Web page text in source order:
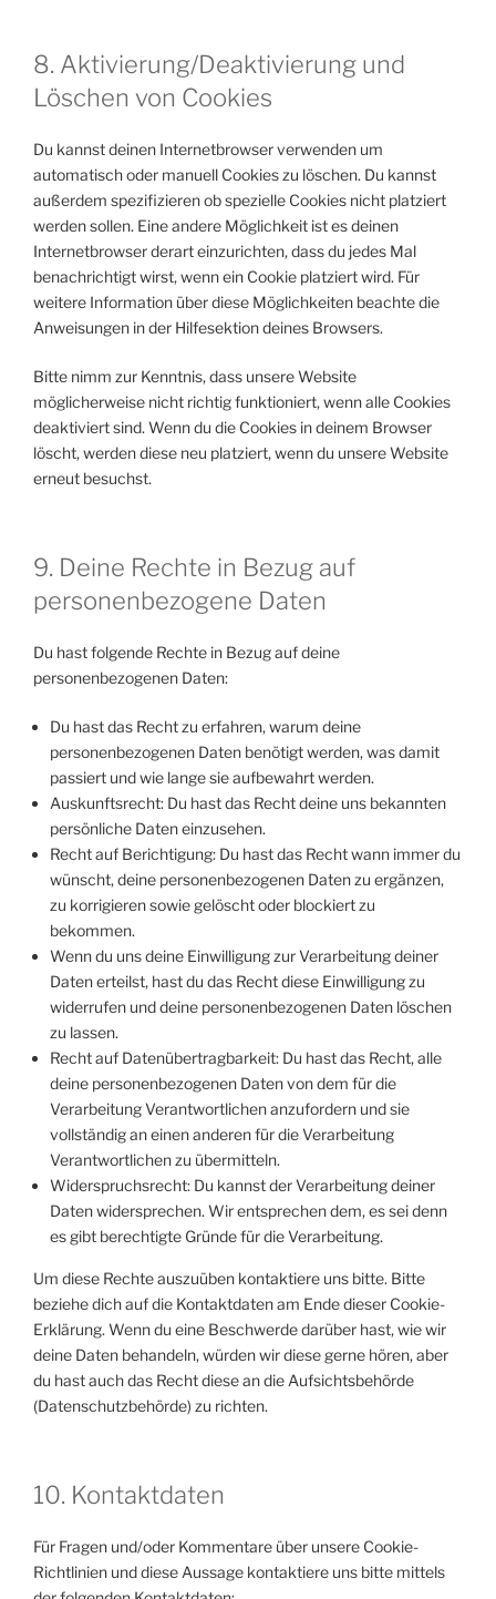
8. Aktivierung/Deaktivierung und
Löschen von Cookies
Du kannst deinen Internetbrowser verwenden um
automatisch oder manuell Cookies zu löschen. Du kannst
außerdem spezifizieren ob spezielle Cookies nicht platziert
werden sollen. Eine andere Möglichkeit ist es deinen
Internetbrowser derart einzurichten, dass du jedes Mal
benachrichtigt wirst, wenn ein Cookie platziert wird. Für
weitere Information über diese Möglichkeiten beachte die
Anweisungen in der Hilfesektion deines Browsers.
Bitte nimm zur Kenntnis, dass unsere Website
möglicherweise nicht richtig funktioniert, wenn alle Cookies
deaktiviert sind. Wenn du die Cookies in deinem Browser
löscht, werden diese neu platziert, wenn du unsere Website
erneut besuchst.
9. Deine Rechte in Bezug auf
personenbezogene Daten
Du hast folgende Rechte in Bezug auf deine
personenbezogenen Daten:
Du hast das Recht zu erfahren, warum deine
personenbezogenen Daten benötigt werden, was damit
passiert und wie lange sie aufbewahrt werden.
Auskunftsrecht: Du hast das Recht deine uns bekannten
persönliche Daten einzusehen.
Recht auf Berichtigung: Du hast das Recht wann immer du
wünscht, deine personenbezogenen Daten zu ergänzen,
zu korrigieren sowie gelöscht oder blockiert zu
bekommen.
Wenn du uns deine Einwilligung zur Verarbeitung deiner
Daten erteilst, hast du das Recht diese Einwilligung zu
widerrufen und deine personenbezogenen Daten löschen
zu lassen.
Recht auf Datenübertragbarkeit: Du hast das Recht, alle
deine personenbezogenen Daten von dem für die
Verarbeitung Verantwortlichen anzufordern und sie
vollständig an einen anderen für die Verarbeitung
Verantwortlichen zu übermitteln.
Widerspruchsrecht: Du kannst der Verarbeitung deiner
Daten widersprechen. Wir entsprechen dem, es sei denn
es gibt berechtigte Gründe für die Verarbeitung.
Um diese Rechte auszuüben kontaktiere uns bitte. Bitte
beziehe dich auf die Kontaktdaten am Ende dieser Cookie-
Erklärung. Wenn du eine Beschwerde darüber hast, wie wir
deine Daten behandeln, würden wir diese gerne hören, aber
du hast auch das Recht diese an die Aufsichtsbehörde
(Datenschutzbehörde) zu richten.
10. Kontaktdaten
Für Fragen und/oder Kommentare über unsere Cookie-
Richtlinien und diese Aussage kontaktiere uns bitte mittels